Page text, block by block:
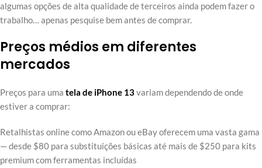
algumas opções de alta qualidade de terceiros ainda podem fazer o
trabalho… apenas pesquise bem antes de comprar.
Preços médios em diferentes
mercados
Preços para uma tela de iPhone 13variam dependendo de onde
estiver a comprar:
Retalhistas online como Amazon ou eBay oferecem uma vasta gama
— desde $80 para substituições básicas até mais de $250 para kits
premium com ferramentas incluídas